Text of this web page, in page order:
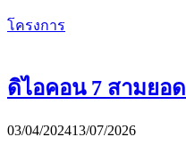
โครงการ
ดิไอคอน 7 สามยอด
03/04/202413/07/2026